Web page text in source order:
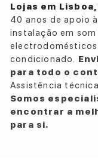
Lojas em
40 anos de apoio
instalação em
electrodomésticos
condicionado.
para todo o
Assistência
Somos
encontrar a
para si.